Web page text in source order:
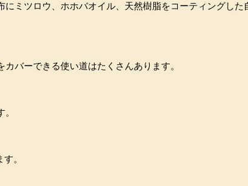
にミツロウ、ホホバオイル、天然樹脂をコーティングした
バーできる使い道はたくさんあります。
。